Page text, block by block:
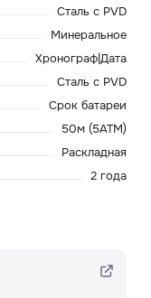
Сталь с PVD
Минеральное
Хронограф|Дата
Сталь с PVD
Срок батареи
50м (5ATM)
Раскладная
2 года